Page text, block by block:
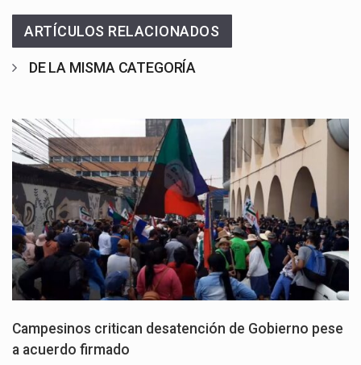
ARTÍCULOS RELACIONADOS
DE LA MISMA CATEGORÍA
Campesinos critican desatención de Gobierno pese
a acuerdo firmado